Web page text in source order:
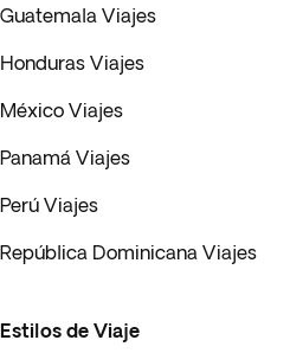
Guatemala Viajes
Honduras Viajes
México Viajes
Panamá Viajes
Perú Viajes
República Dominicana Viajes
Estilos de Viaje